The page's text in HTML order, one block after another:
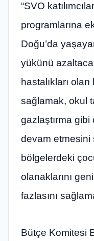
“SVO
programlarına
Doğu’da
yükünü
hastalıkları
sağlamak, okul
gazlaştırma gibi
devam etmesini
bölgelerdeki
olanaklarını
fazlasını
Bütçe Komitesi